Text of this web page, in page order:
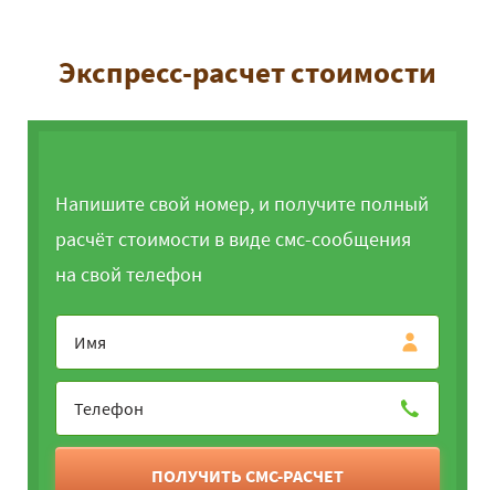
Экспресс-расчет стоимости
Напишите свой номер, и получите полный
расчёт стоимости в виде смс-сообщения
на свой телефон
ПОЛУЧИТЬ СМС-РАСЧЕТ